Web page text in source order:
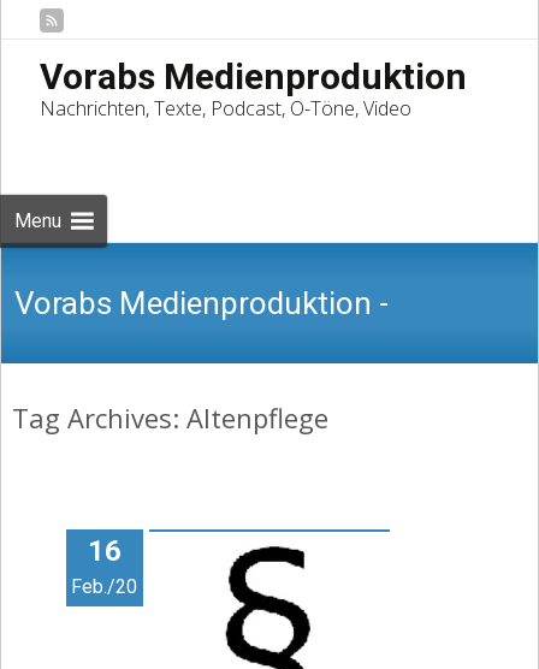
Vorabs Medienproduktion
Nachrichten, Texte, Podcast, O-Töne, Video
Menu
Vorabs Medienproduktion -
Nachrichten, Texte, Podcast, O-Töne,
Video
Tag Archives: Altenpflege
16
Feb./20